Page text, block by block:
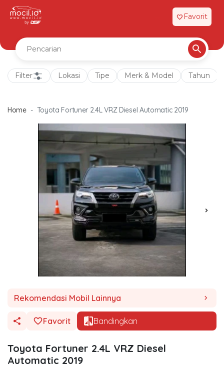
favorite Favorit
Filter Lokasi Tipe Merk & Model Tahun
Home Toyota Fortuner 2.4L VRZ Diesel Automatic 2019
chevron_right
Rekomendasi Mobil Lainnya chevron_right
Favorit Bandingkan
Toyota Fortuner 2.4L VRZ Diesel
Automatic 2019